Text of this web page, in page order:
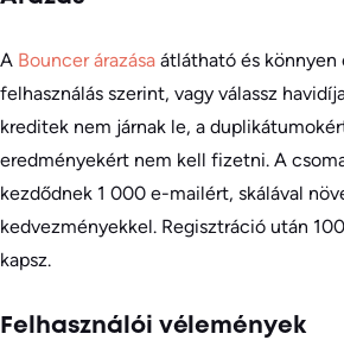
A Bouncer árazása átlátható és könnyen
felhasználás szerint, vagy válassz
kreditek nem járnak le, a
eredményekért nem kell fizetni. A
kezdődnek 1 000 e-mailért, skálával
kedvezményekkel. Regisztráció után
kapsz.
Felhasználói vélemények